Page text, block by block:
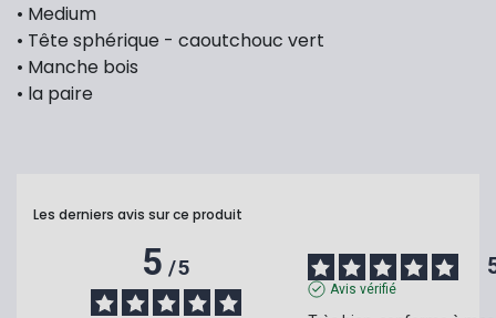
• Medium
• Tête sphérique - caoutchouc vert
• Manche bois
• la paire
Les derniers avis sur ce produit
5/5
Avis vérifié